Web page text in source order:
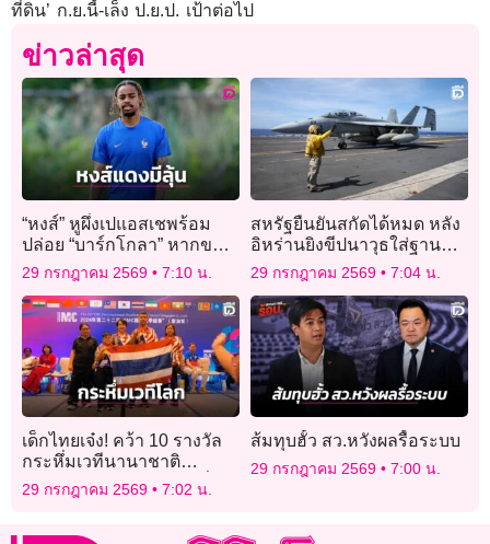
ที่ดิน’ ก.ย.นี้-เล็ง ป.ย.ป. เป้าต่อไป
ข่าวล่าสุด
“หงส์” หูผึ่งเปแอสเชพร้อม
ปล่อย “บาร์กโกลา” หากขอ
ย้ายทีม
29 กรกฎาคม 2569 7:10 น.
สหรัฐยืนยันสกัดได้หมด หลัง
อิหร่านยิงขีปนาวุธใส่ฐานทัพ
ในจอร์แดน
29 กรกฎาคม 2569 7:04 น.
เด็กไทยเจ๋ง! คว้า 10 รางวัล
กระหึ่มเวทีนานาชาติ
คณิตศาสตร์ IMC 2026 ที่
สิงคโปร์
29 กรกฎาคม 2569 7:02 น.
ส้มทุบฮั้ว สว.หวังผลรื้อระบบ
29 กรกฎาคม 2569 7:00 น.